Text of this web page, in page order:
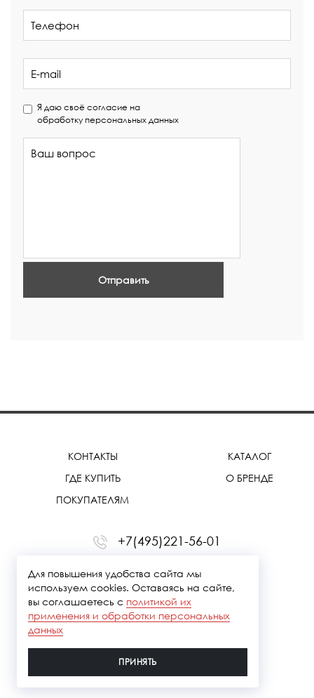
Я даю своё согласие на
обработку персональных данных
Отправить
КОНТАКТЫ
ГДЕ КУПИТЬ
ПОКУПАТЕЛЯМ
КАТАЛОГ
О БРЕНДЕ
+7(495)221-56-01
office@treemmerussia.ru
Политика конфидециальности
Для повышения удобства сайта мы
используем cookies. Оставаясь на сайте,
вы соглашаетесь с политикой их
применения и обработки персональных
данных
ПРИНЯТЬ